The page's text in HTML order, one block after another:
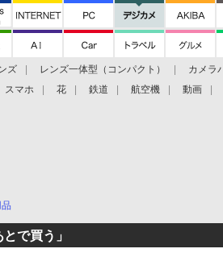
ズ レンズ一体型（コンパクト） カメラ
スマホ 花 鉄道 航空機 動画
で買う」